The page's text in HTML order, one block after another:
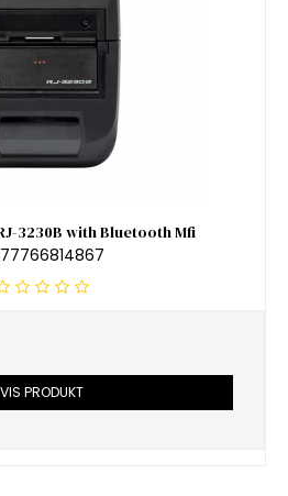
3230B with Bluetooth Mfi
VIS PRODUKT